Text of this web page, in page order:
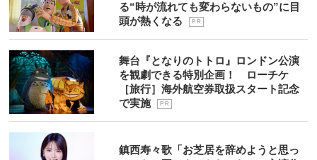
る“時が流れても変わらないもの”に目
頭が熱くなる
P R
舞台『となりのトトロ』ロンドン公演
を観劇できる特別企画！ ローチケ
［旅行］海外航空券取扱スタート記念
で実施
P R
鎮西寿々歌「お芝居を辞めようと思っ